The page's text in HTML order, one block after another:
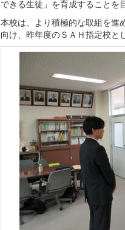
できる生徒」を育成することを
本校は、より積極的な取組を進
向け、昨年度のＳＡＨ指定校と